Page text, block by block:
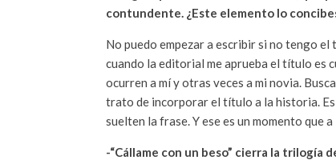
contundente. ¿Este elemento lo
No puedo empezar a escribir si no tengo
cuando la editorial me aprueba el título es
ocurren a mí y otras veces a mi novia.
trato de incorporar el título a la historia.
suelten la frase. Y ese es un momento que
-“Cállame con un beso” cierra la trilogía